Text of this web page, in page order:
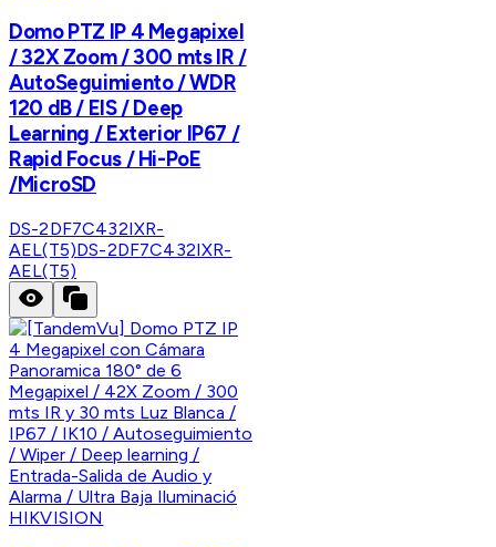
Domo PTZ IP 4 Megapixel
/ 32X Zoom / 300 mts IR /
AutoSeguimiento / WDR
120 dB / EIS / Deep
Learning / Exterior IP67 /
Rapid Focus / Hi-PoE
/MicroSD
DS-2DF7C432IXR-
AEL(T5)DS-2DF7C432IXR-
AEL(T5)
HIKVISION